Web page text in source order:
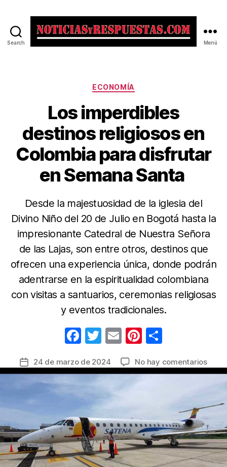
Search Menú
Categorías
ECONOMÍA
Los imperdibles
destinos religiosos en
Colombia para disfrutar
en Semana Santa
Desde la majestuosidad de la iglesia del
Divino Niño del 20 de Julio en Bogotá hasta la
impresionante Catedral de Nuestra Señora
de las Lajas, son entre otros, destinos que
ofrecen una experiencia única, donde podrán
adentrarse en la espiritualidad colombiana
con visitas a santuarios, ceremonias religiosas
y eventos tradicionales.
F
c
e
o
o
k
T
itt
E
ail
Pi
er m
tir
Fecha
de
24 de marzo de 2024 No hay comentariosen
Los
en
para
en